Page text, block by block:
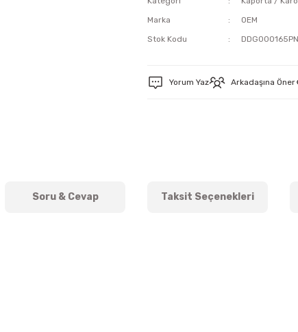
Marka
OEM
Stok Kodu
Yorum Yaz Arkadaşına Öner
Soru & Cevap Taksit Seçenekleri